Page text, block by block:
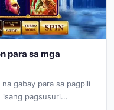
para sa mga
gabay para sa pagpili
pagsusuri...